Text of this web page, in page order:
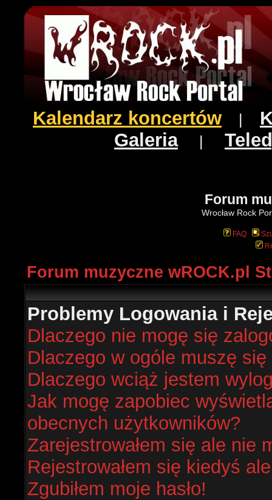
Kalendarz koncertów
Galeria|
Forum
Wrocław Rock
FAQ
Forum muzyczne wROCK.pl
Problemy Logowania i
Dlaczego nie mogę się
Dlaczego w ogóle muszę
Dlaczego wciąż jestem
Jak mogę zapobiec
obecnych użytkowników?
Zarejestrowałem się ale nie
Rejestrowałem się kiedyś
Zgubiłem moje hasło!